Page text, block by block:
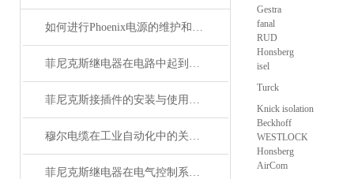
如何进行Phoenix电源的维护和保养？
菲尼克斯继电器在电路中起到什么作用？
菲尼克斯接插件的安装与使用技巧
穆尔电缆在工业自动化中的关键角色
菲尼克斯继电器在电气控制系统中的应用
Gestra
fanal
RUD
Honsberg
isel
Turck
Knick isolation
Beckhoff
WESTLOCK
Honsberg
AirCom